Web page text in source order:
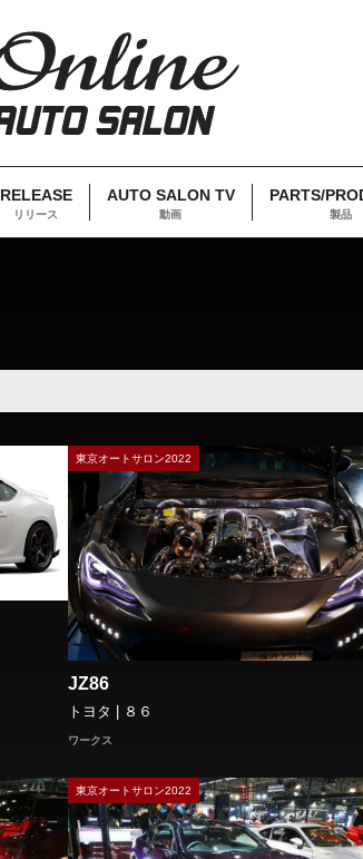
RELEASE
リリース
AUTO SALON TV
動画
PARTS/
製品
東京オートサロン2022
JZ86
トヨタ | ８６
ワークス
東京オートサロン2022